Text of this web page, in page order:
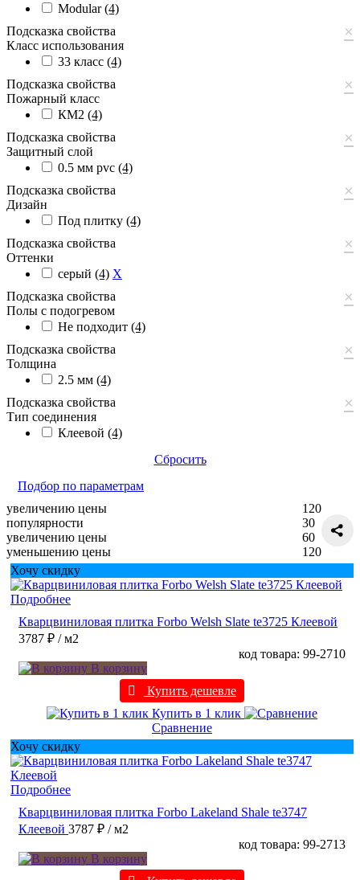
Modular(4)
Подсказка свойства
×
Класс использования
33 класс (4)
Подсказка свойства
×
Пожарный класс
КМ2 (4)
Подсказка свойства
×
Защитный слой
0.5 мм pvc (4)
Подсказка свойства
×
Дизайн
Под плитку (4)
Подсказка свойства
×
Оттенки
серый (4) X
Подсказка свойства
×
Полы с подогревом
Не подходит (4)
Подсказка свойства
×
Толщина
2.5 мм (4)
Подсказка свойства
×
Тип соединения
Клеевой (4)
Сбросить
Подбор по параметрам
увеличению цены
популярности
увеличению цены
уменьшению цены
120
30
60
120
Хочу скидку
Подробнее
Кварцвиниловая плитка Forbo Welsh Slate te3725 Клеевой
3787 ₽ / м2
код товара: 99-2710
В корзину
Купить дешевле
Купить в 1 клик
Сравнение
Хочу скидку
Подробнее
Кварцвиниловая плитка Forbo Lakeland Shale te3747
Клеевой 3787 ₽ / м2
код товара: 99-2713
В корзину